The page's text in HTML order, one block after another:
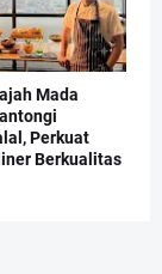
Mada
Perkuat
Berkualitas